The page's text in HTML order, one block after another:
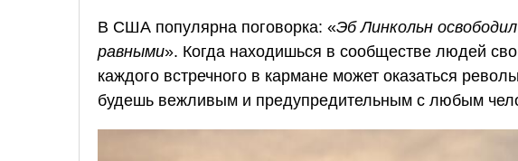
В США популярна поговорка: «Эб Линкольн
равными». Когда находишься в сообществе людей
каждого встречного в кармане может оказаться
будешь вежливым и предупредительным с любым